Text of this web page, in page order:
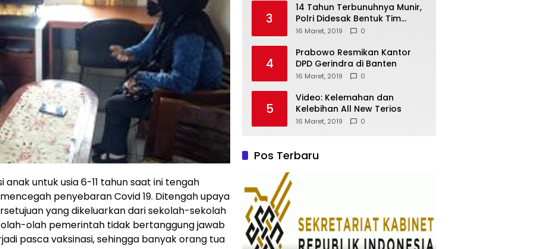
anak untuk usia 6-11 tahun saat ini tengah
penyebaran Covid 19. Ditengah upaya
yang dikeluarkan dari sekolah-sekolah
olah pemerintah tidak bertanggung jawab
pasca vaksinasi, sehingga banyak orang tua
Membangun Loyalitas
3
14 Tahun Terbunuhnya Munir,
Polri Didesak Bentuk Tim
Khusus
16 Maret, 2019 0
4
Prabowo Resmikan Kantor
DPD Gerindra di Banten
16 Maret, 2019 0
5
Video: Kelemahan dan
Kelebihan All New Terios
16 Maret, 2019 0
Pos Terbaru